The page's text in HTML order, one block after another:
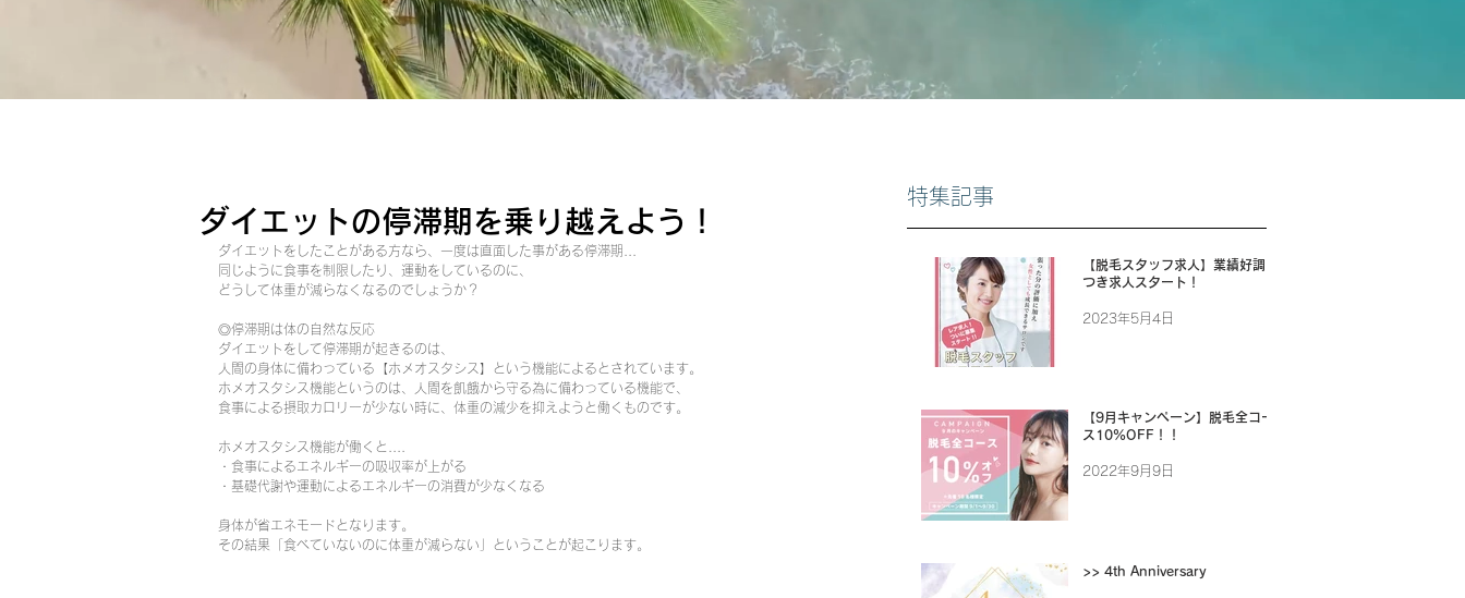
ダイエットの停滞期を乗り越えよう！
ダイエットをしたことがある方なら、一度は直面した事がある停滞期...
同じように食事を制限したり、運動をしているのに、
どうして体重が減らなくなるのでしょうか？
◎停滞期は体の自然な反応
ダイエットをして停滞期が起きるのは、
人間の身体に備わっている【ホメオスタシス】という機能によるとされています。
ホメオスタシス機能というのは、人間を飢餓から守る為に備わっている機能で、
食事による摂取カロリーが少ない時に、体重の減少を抑えようと働くものです。
ホメオスタシス機能が働くと....
・食事によるエネルギーの吸収率が上がる
・基礎代謝や運動によるエネルギーの消費が少なくなる
身体が省エネモードとなります。
その結果「食べていないのに体重が減らない」ということが起こります。
特集記事
【脱毛スタッフ求人】業績好調に
つき求人スタート！
2023年5月4日
【9月キャンペーン】脱毛全コー
ス10%OFF！！
2022年9月9日
>> 4th Anniversary